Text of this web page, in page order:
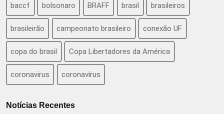
baccf bolsonaro BRAFF brasil brasileiros
brasileirão campeonato brasileiro conexão UF
copa do brasil Copa Libertadores da América
coronavirus coronavírus
Notícias Recentes